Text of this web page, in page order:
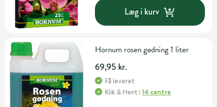
Læg i kurv
Hornum rosen gødning 1 liter
69,95 kr.
Få leveret
Klik & Hent i14 centre